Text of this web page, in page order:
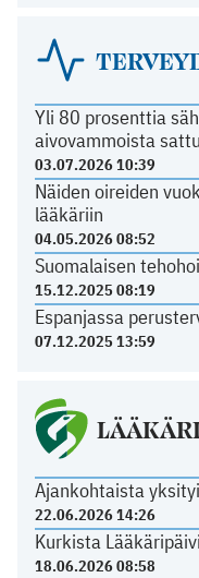
Yli 80 prosenttia
aivovammoista
03.07.2026 10:39
Näiden oireiden
lääkäriin
04.05.2026 08:52
Suomalaisen
15.12.2025 08:19
Espanjassa
07.12.2025 13:59
Ajankohtaista
22.06.2026 14:26
Kurkista
18.06.2026 08:58